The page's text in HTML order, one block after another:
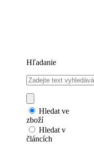
Hľadanie
Hledat ve
zboží
Hledat v
článcích